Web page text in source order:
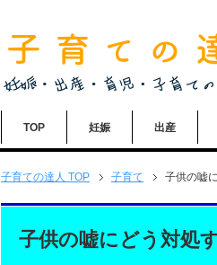
TOP 妊娠 出産
子育ての達人 TOP 子育て 子供の嘘
子供の嘘にどう対処